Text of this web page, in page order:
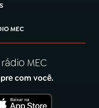
MEC
MEC
com você.